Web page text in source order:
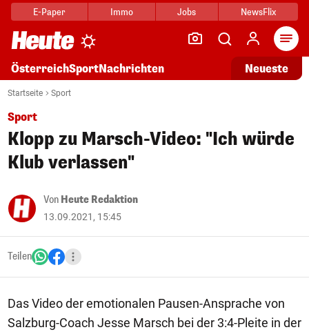
E-Paper Immo Jobs NewsFlix
ÖsterreichSportNachrichten Neueste
Startseite Sport
Sport
Klopp zu Marsch-Video: "Ich würde
Klub verlassen"
Von Heute Redaktion
13.09.2021, 15:45
Teilen
Das Video der emotionalen Pausen-Ansprache von
Salzburg-Coach Jesse Marsch bei der 3:4-Pleite in der